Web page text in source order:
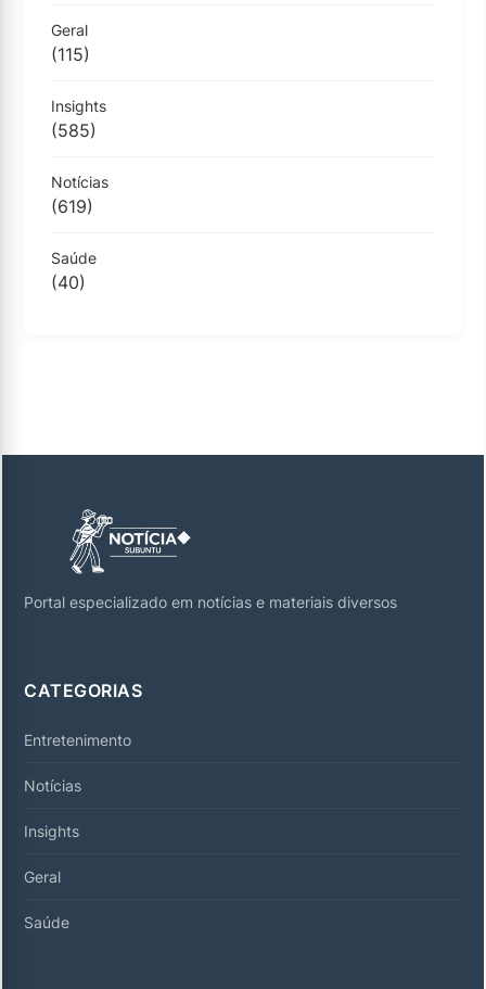
Geral
(115)
Insights
(585)
Notícias
(619)
Saúde
(40)
Portal especializado em notícias e materiais diversos
CATEGORIAS
Entretenimento
Notícias
Insights
Geral
Saúde